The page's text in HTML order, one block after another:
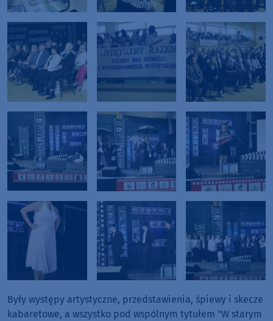
Były występy artystyczne, przedstawienia, śpiewy i skecze
kabaretowe, a wszystko pod wspólnym tytułem "W starym